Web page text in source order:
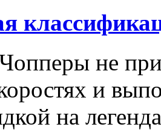
не
и
на